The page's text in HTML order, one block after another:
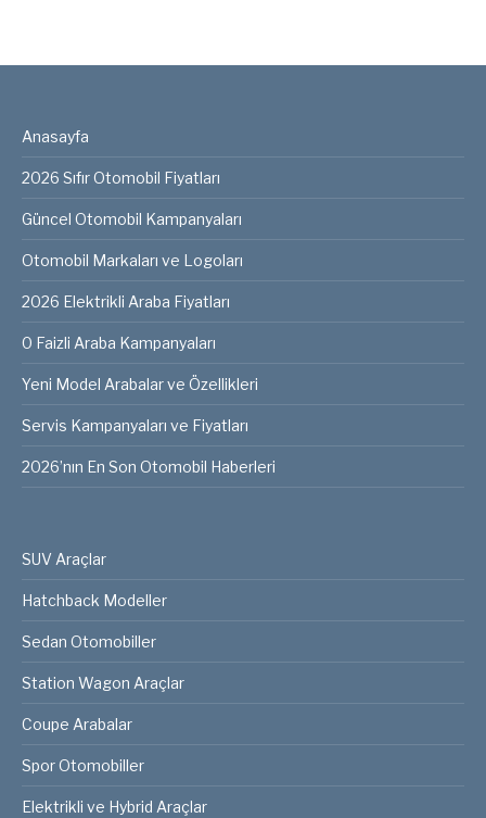
Anasayfa
2026 Sıfır Otomobil Fiyatları
Güncel Otomobil Kampanyaları
Otomobil Markaları ve Logoları
2026 Elektrikli Araba Fiyatları
0 Faizli Araba Kampanyaları
Yeni Model Arabalar ve Özellikleri
Servis Kampanyaları ve Fiyatları
2026’nın En Son Otomobil Haberleri
SUV Araçlar
Hatchback Modeller
Sedan Otomobiller
Station Wagon Araçlar
Coupe Arabalar
Spor Otomobiller
Elektrikli ve Hybrid Araçlar